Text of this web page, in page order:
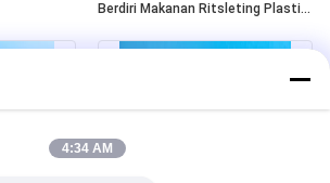
Berdiri Makanan Ritsleting Plastik
Jendela
4:34 AM